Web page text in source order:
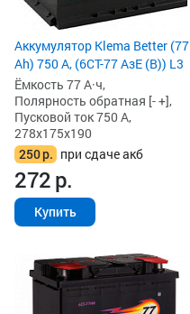
Аккумулятор Klema Better (77
Ah) 750 А, (6СТ-77 АзЕ (B)) L3
Ёмкость 77 А·ч,
Полярность обратная [- +],
Пусковой ток 750 А,
278x175x190
250р. при сдаче акб
272р.
Купить